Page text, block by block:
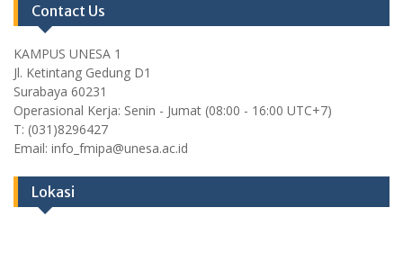
Contact Us
KAMPUS UNESA 1
Jl. Ketintang Gedung D1
Surabaya 60231
Operasional Kerja: Senin - Jumat (08:00 - 16:00 UTC+7)
T: (031)8296427
Email: info_fmipa@unesa.ac.id
Lokasi